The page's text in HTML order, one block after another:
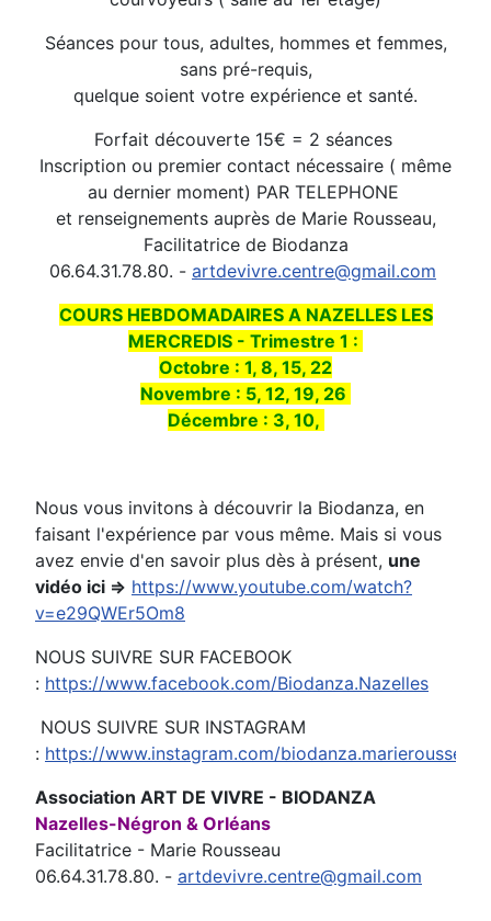
Séances pour tous, adultes, hommes et femmes,
sans pré-requis,
quelque soient votre expérience et santé.
Forfait découverte 15€ = 2 séances
Inscription ou premier contact nécessaire ( même
au dernier moment) PAR TELEPHONE
et renseignements auprès de Marie Rousseau,
Facilitatrice de Biodanza
06.64.31.78.80. - artdevivre.centre@gmail.com
COURS HEBDOMADAIRES A NAZELLES LES
MERCREDIS - Trimestre 1 :
Octobre : 1, 8, 15, 22
Novembre : 5, 12, 19, 26
Décembre : 3, 10,
Nous vous invitons à découvrir la Biodanza, en
faisant l'expérience par vous même. Mais si vous
avez envie d'en savoir plus dès à présent, une
vidéo ici => https://www.youtube.com/watch?
v=e29QWEr5Om8
NOUS SUIVRE SUR FACEBOOK
: https://www.facebook.com/Biodanza.Nazelles
NOUS SUIVRE SUR INSTAGRAM
: https://www.instagram.com/biodanza.marierousseau/
Association ART DE VIVRE - BIODANZA
Nazelles-Négron & Orléans
Facilitatrice - Marie Rousseau
06.64.31.78.80. - artdevivre.centre@gmail.com